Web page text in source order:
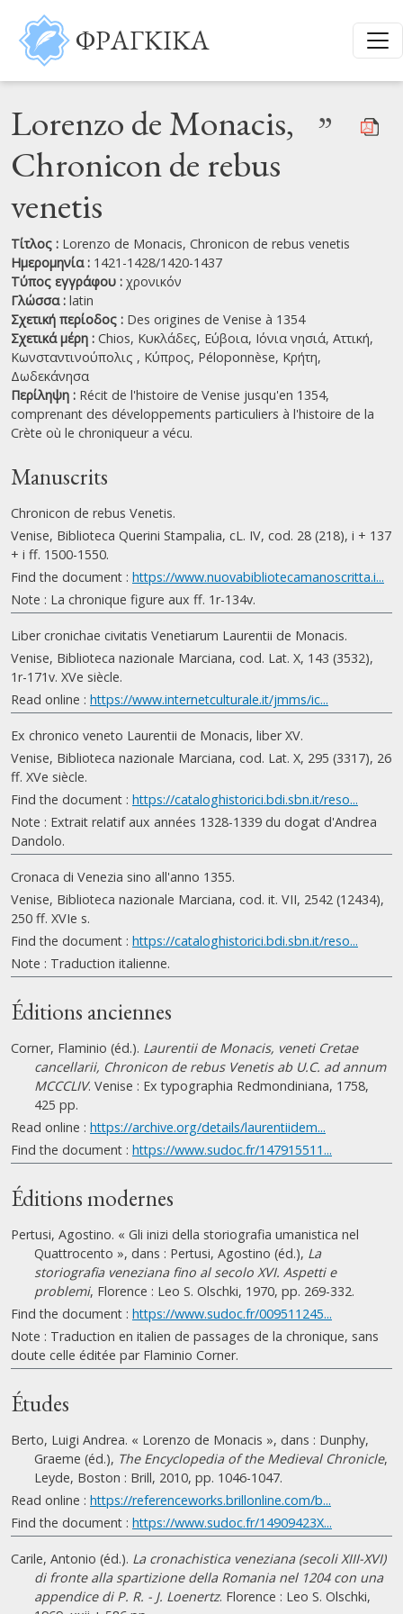
Παράκαμψη προς το κυρίως περιεχόμενο
ΦΡΑΓΚΙΚΑ
Lorenzo de Monacis,
Chronicon de rebus
venetis
”
Τίτλος : Lorenzo de Monacis, Chronicon de rebus venetis
Ημερομηνία : 1421-1428/1420-1437
Τύπος εγγράφου : χρονικόν
Γλώσσα : latin
Σχετική περίοδος : Des origines de Venise à 1354
Σχετικά μέρη : Chios, Κυκλάδες, Εύβοια, Ιόνια νησιά, Αττική,
Κωνσταντινούπολις , Κύπρος, Péloponnèse, Κρήτη,
Δωδεκάνησα
Περίληψη : Récit de l'histoire de Venise jusqu'en 1354,
comprenant des développements particuliers à l'histoire de la
Crète où le chroniqueur a vécu.
Manuscrits
Chronicon de rebus Venetis.
Venise, Biblioteca Querini Stampalia, cL. IV, cod. 28 (218), i + 137
+ i ff. 1500-1550.
Find the document : https://www.nuovabibliotecamanoscritta.i...
Note : La chronique figure aux ff. 1r-134v.
Liber cronichae civitatis Venetiarum Laurentii de Monacis.
Venise, Biblioteca nazionale Marciana, cod. Lat. X, 143 (3532),
1r-171v. XVe siècle.
Read online : https://www.internetculturale.it/jmms/ic...
Ex chronico veneto Laurentii de Monacis, liber XV.
Venise, Biblioteca nazionale Marciana, cod. Lat. X, 295 (3317), 26
ff. XVe siècle.
Find the document : https://cataloghistorici.bdi.sbn.it/reso...
Note : Extrait relatif aux années 1328-1339 du dogat d'Andrea
Dandolo.
Cronaca di Venezia sino all'anno 1355.
Venise, Biblioteca nazionale Marciana, cod. it. VII, 2542 (12434),
250 ff. XVIe s.
Find the document : https://cataloghistorici.bdi.sbn.it/reso...
Note : Traduction italienne.
Éditions anciennes
Corner, Flaminio (éd.). Laurentii de Monacis, veneti Cretae
cancellarii, Chronicon de rebus Venetis ab U.C. ad annum
MCCCLIV. Venise : Ex typographia Redmondiniana, 1758,
425 pp.
Read online : https://archive.org/details/laurentiidem...
Find the document : https://www.sudoc.fr/147915511...
Éditions modernes
Pertusi, Agostino. « Gli inizi della storiografia umanistica nel
Quattrocento », dans : Pertusi, Agostino (éd.), La
storiografia veneziana fino al secolo XVI. Aspetti e
problemi, Florence : Leo S. Olschki, 1970, pp. 269-332.
Find the document : https://www.sudoc.fr/009511245...
Note : Traduction en italien de passages de la chronique, sans
doute celle éditée par Flaminio Corner.
Études
Berto, Luigi Andrea. « Lorenzo de Monacis », dans : Dunphy,
Graeme (éd.), The Encyclopedia of the Medieval Chronicle,
Leyde, Boston : Brill, 2010, pp. 1046-1047.
Read online : https://referenceworks.brillonline.com/b...
Find the document : https://www.sudoc.fr/14909423X...
Carile, Antonio (éd.). La cronachistica veneziana (secoli XIII-XVI)
di fronte alla spartizione della Romania nel 1204 con una
appendice di P. R. - J. Loenertz. Florence : Leo S. Olschki,